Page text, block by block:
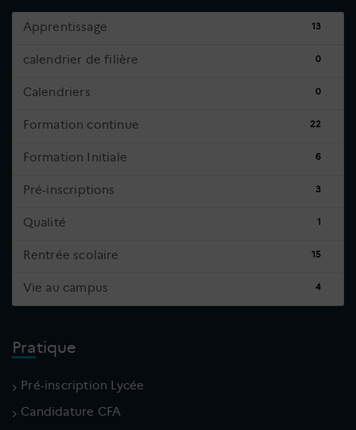
Apprentissage 13
calendrier de filière 0
Calendriers 0
Formation continue 22
Formation Initiale 6
Pré-inscriptions 3
Qualité 1
Rentrée scolaire 15
Vie au campus 4
Pratique
Pré-inscription Lycée
Candidature CFA